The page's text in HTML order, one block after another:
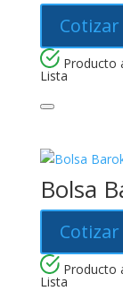
Cotizar
Producto
Lista
Bolsa
Cotizar
Producto
Lista